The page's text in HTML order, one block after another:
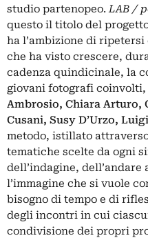
studio partenopeo.LAB /
questo il titolo del
ha l’ambizione di
che ha visto crescere,
cadenza quindicinale, la
giovani fotografi coinvolti,
Ambrosio, Chiara Arturo,
Cusani, Susy D’Urzo,
metodo, istillato
tematiche scelte da ogni
dell’indagine,
l’immagine che si vuole
bisogno di tempo e di
degli incontri in cui
condivisione dei propri